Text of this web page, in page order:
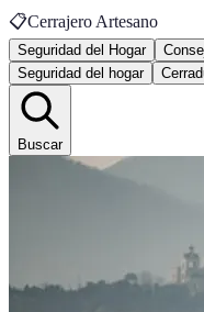
📋Cerrajero Artesano
Seguridad del Hogar
Seguridad del hogar
Buscar